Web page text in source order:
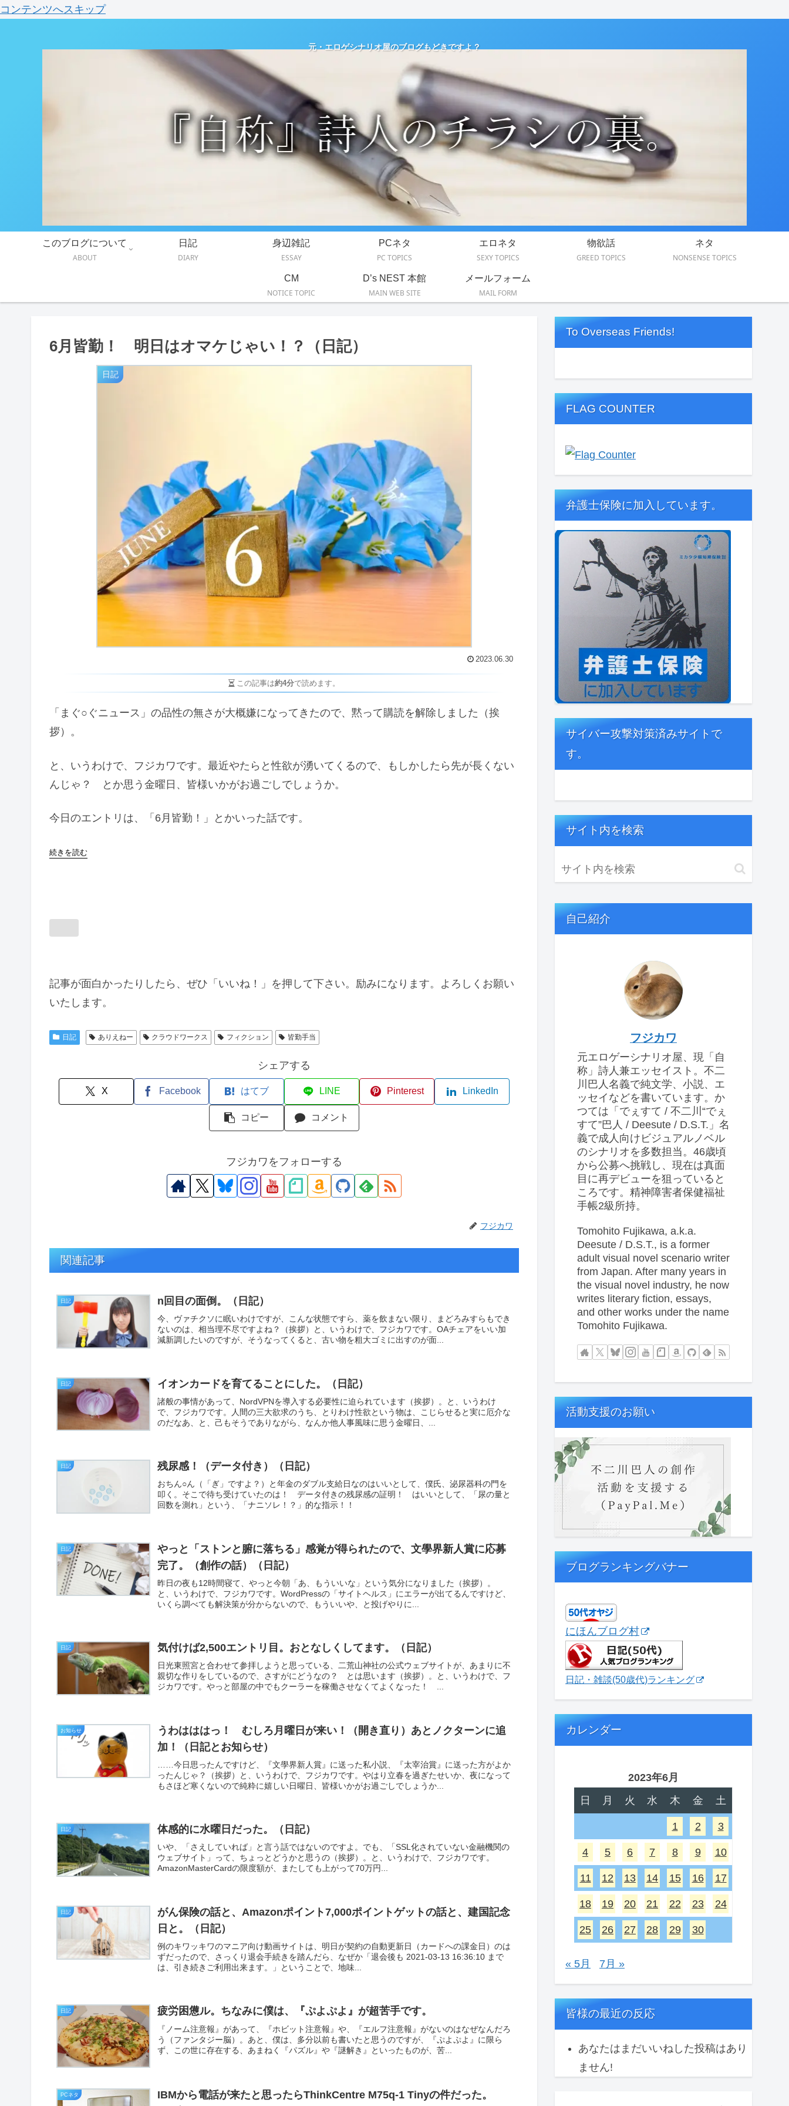
コンテンツへスキップ
元・エロゲシナリオ屋のブログもどきですよ？
このブログについて
ABOUT
日記
DIARY
身辺雑記
ESSAY
PCネタ
PC TOPICS
エロネタ
SEXY TOPICS
物欲話
GREED TOPICS
ネタ
NONSENSE TOPICS
CM
NOTICE TOPIC
D’s NEST 本館
MAIN WEB SITE
メールフォーム
MAIL FORM
6月皆勤！ 明日はオマケじゃい！？（日記）
日記
2023.06.30
この記事は約4分で読めます。
「まぐ○ぐニュース」の品性の無さが大概嫌になってきたので、黙って購読を解除しました（挨
拶）。
と、いうわけで、フジカワです。最近やたらと性欲が湧いてくるので、もしかしたら先が長くない
んじゃ？ とか思う金曜日、皆様いかがお過ごしでしょうか。
今日のエントリは、「6月皆勤！」とかいった話です。
続きを読む
記事が面白かったりしたら、ぜひ「いいね！」を押して下さい。励みになります。よろしくお願い
いたします。
日記 ありえねー クラウドワークス フィクション 皆勤手当
シェアする
X Facebook はてブ LINE Pinterest LinkedIn
コピー コメント
フジカワをフォローする
フジカワ
関連記事
日記 n回目の面倒。（日記）
今、ヴァチクソに眠いわけですが、こんな状態ですら、薬を飲まない限り、まどろみすらもでき
ないのは、相当理不尽ですよね？（挨拶）と、いうわけで、フジカワです。OAチェアをいい加
減新調したいのですが、そうなってくると、古い物を粗大ゴミに出すのが面...
日記 イオンカードを育てることにした。（日記）
諸般の事情があって、NordVPNを導入する必要性に迫られています（挨拶）。と、いうわけ
で、フジカワです。人間の三大欲求のうち、とりわけ性欲という物は、こじらせると実に厄介な
のだなあ、と、己もそうでありながら、なんか他人事風味に思う金曜日、...
日記 残尿感！（データ付き）（日記）
おちん○ん（「ぎ」ですよ？）と年金のダブル支給日なのはいいとして、僕氏、泌尿器科の門を
叩く。そこで待ち受けていたのは！ データ付きの残尿感の証明！ はいいとして、「尿の量と
回数を測れ」という、「ナニソレ！？」的な指示！！
日記
やっと「ストンと腑に落ちる」感覚が得られたので、文學界新人賞に応募
完了。（創作の話）（日記）
昨日の夜も12時間寝て、やっと今朝「あ、もういいな」という気分になりました（挨拶）。
と、いうわけで、フジカワです。WordPressの「サイトヘルス」にエラーが出てるんですけど、
いくら調べても解決策が分からないので、もういいや、と投げやりに...
日記 気付けば2,500エントリ目。おとなしくしてます。（日記）
日光東照宮と合わせて参拝しようと思っている、二荒山神社の公式ウェブサイトが、あまりに不
親切な作りをしているので、さすがにどうなの？ とは思います（挨拶）。と、いうわけで、フ
ジカワです。やっと部屋の中でもクーラーを稼働させなくてよくなった！ ...
お知らせ
うわはははっ！ むしろ月曜日が来い！（開き直り）あとノクターンに追
加！（日記とお知らせ）
……今日思ったんですけど、『文學界新人賞』に送った私小説、『太宰治賞』に送った方がよか
ったんじゃ？（挨拶）と、いうわけで、フジカワです。やはり立春を過ぎたせいか、夜になって
もさほど寒くないので純粋に嬉しい日曜日、皆様いかがお過ごしでしょうか...
日記 体感的に水曜日だった。（日記）
いや、「さえしていれば」と言う話ではないのですよ。でも、「SSL化されていない金融機関の
ウェブサイト」って、ちょっとどうかと思うの（挨拶）。と、いうわけで、フジカワです。
AmazonMasterCardの限度額が、またしても上がって70万円...
日記
がん保険の話と、Amazonポイント7,000ポイントゲットの話と、建国記念
日と。（日記）
例のキワッキワのマニア向け動画サイトは、明日が契約の自動更新日（カードへの課金日）のは
ずだったので、さっくり退会手続きを踏んだら、なぜか「退会後も 2021-03-13 16:36:10 まで
は、引き続きご利用出来ます。」ということで、地味...
日記 疲労困憊ル。ちなみに僕は、『ぷよぷよ』が超苦手です。
『ノーム注意報』があって、『ホビット注意報』や、『エルフ注意報』がないのはなぜなんだろ
う（ファンタジー脳）。あと、僕は、多分以前も書いたと思うのですが、『ぷよぷよ』に限ら
ず、この世に存在する、あまねく『パズル』や『謎解き』といったものが、苦...
PCネタ
IBMから電話が来たと思ったらThinkCentre M75q-1 Tinyの件だった。
To Overseas Friends!
FLAG COUNTER
弁護士保険に加入しています。
サイバー攻撃対策済みサイトで
す。
サイト内を検索
自己紹介
フジカワ
元エロゲーシナリオ屋、現「自
称」詩人兼エッセイスト。不二
川巴人名義で純文学、小説、エ
ッセイなどを書いています。か
つては「でぇすて / 不二川“でぇ
すて”巴人 / Deesute / D.S.T.」名
義で成人向けビジュアルノベル
のシナリオを多数担当。46歳頃
から公募へ挑戦し、現在は真面
目に再デビューを狙っていると
ころです。精神障害者保健福祉
手帳2級所持。
Tomohito Fujikawa, a.k.a.
Deesute / D.S.T., is a former
adult visual novel scenario writer
from Japan. After many years in
the visual novel industry, he now
writes literary fiction, essays,
and other works under the name
Tomohito Fujikawa.
活動支援のお願い
ブログランキングバナー
にほんブログ村
日記・雑談(50歳代)ランキング
カレンダー
2023年6月
日
月 火 水 木 金 土
1 2 3
4 5 6 7 8 9 10
11 12 13 14 15 16 17
18 19 20 21 22 23 24
25 26 27 28 29 30
« 5月 7月 »
皆様の最近の反応
あなたはまだいいねした投稿はあり
ません!